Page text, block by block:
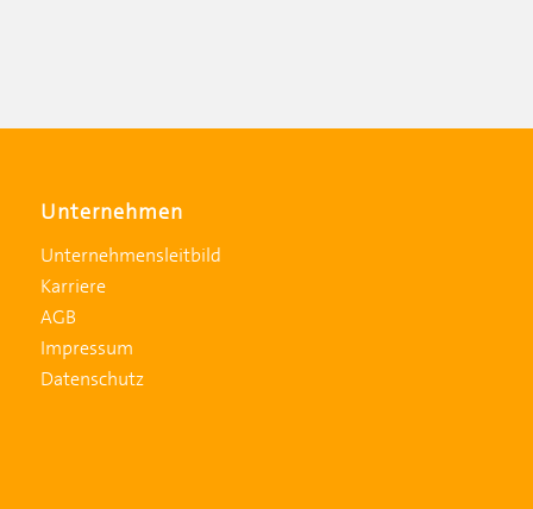
Unternehmen
Unternehmensleitbild
Karriere
AGB
Impressum
Datenschutz